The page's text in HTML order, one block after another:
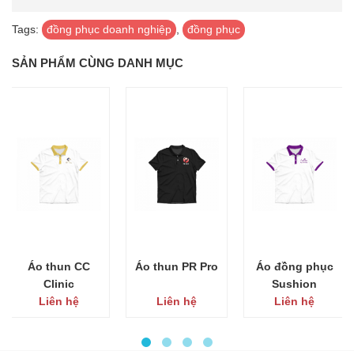
Tags: đồng phục doanh nghiệp đồng phục
SẢN PHẨM CÙNG DANH MỤC
Áo thun CC
Clinic
Liên hệ
Áo thun PR Pro
Liên hệ
Áo đồng phục
Sushion
Liên hệ